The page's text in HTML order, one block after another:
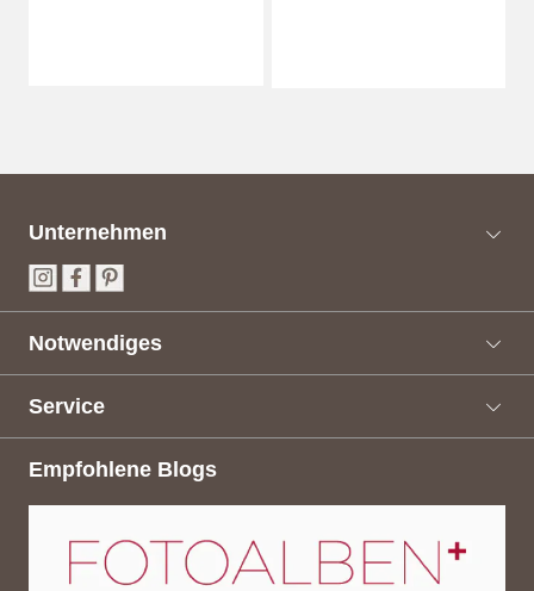
Unternehmen
Notwendiges
Service
Empfohlene Blogs